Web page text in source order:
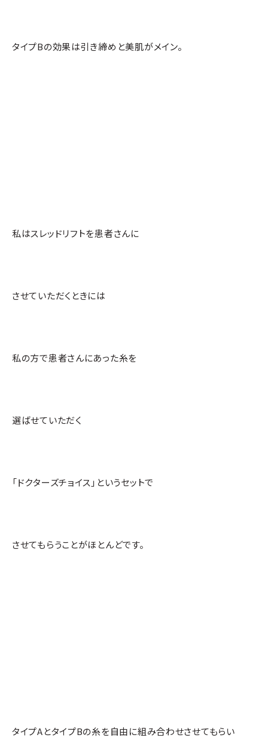
タイプBの効果は引き締めと美肌がメイン。
私はスレッドリフトを患者さんに
させていただくときには
私の方で患者さんにあった糸を
選ばせていただく
「ドクターズチョイス」というセットで
させてもらうことがほとんどです。
タイプAとタイプBの糸を自由に組み合わせさせてもらい